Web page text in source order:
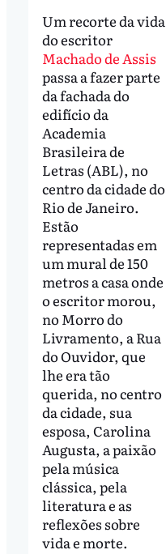
Um recorte da vida
do escritor
Machado de Assis
passa a fazer parte
da fachada do
edifício da
Academia
Brasileira de
Letras (ABL), no
centro da cidade do
Rio de Janeiro.
Estão
representadas em
um mural de 150
metros a casa onde
o escritor morou,
no Morro do
Livramento, a Rua
do Ouvidor, que
lhe era tão
querida, no centro
da cidade, sua
esposa, Carolina
Augusta, a paixão
pela música
clássica, pela
literatura e as
reflexões sobre
vida e morte.